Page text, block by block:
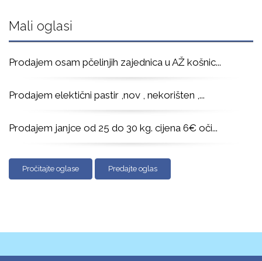
Mali oglasi
Prodajem osam pčelinjih zajednica u AŽ košnic...
Prodajem elektični pastir ,nov , nekorišten ,...
Prodajem janjce od 25 do 30 kg. cijena 6€ oči...
Pročitajte oglase Predajte oglas